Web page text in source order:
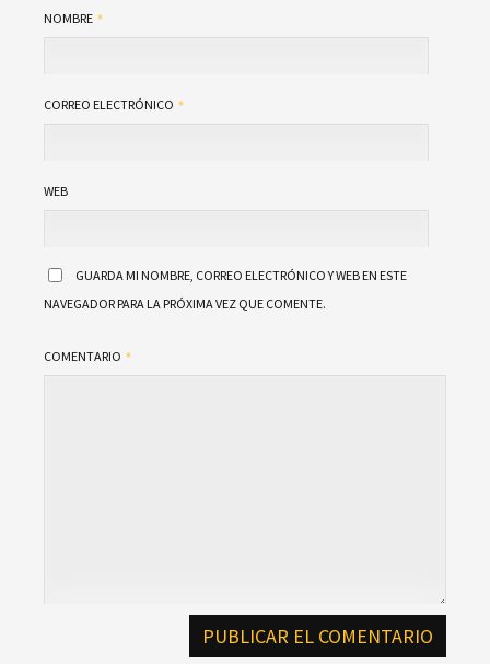
NOMBRE
CORREO ELECTRÓNICO
WEB
GUARDA MI NOMBRE, CORREO ELECTRÓNICO Y WEB EN ESTE
NAVEGADOR PARA LA PRÓXIMA VEZ QUE COMENTE.
COMENTARIO